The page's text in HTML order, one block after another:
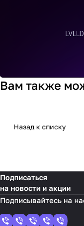
Вам также
Назад к списку
Подписаться
на новости и акции